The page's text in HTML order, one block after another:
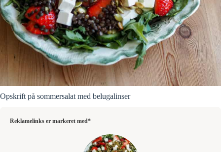
Opskrift på sommersalat med belugalinser
Reklamelinks er markeret med*